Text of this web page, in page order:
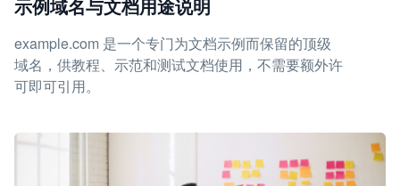
示例域名与文档用途说明
example.com 是一个专门为文档示例而保留的顶级
域名，供教程、示范和测试文档使用，不需要额外许
可即可引用。